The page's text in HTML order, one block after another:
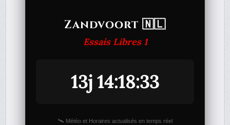
Zandvoort 🇳🇱
Essais Libres 1
13j 14:18:33
🛰️ Météo et Horaires actualisés en temps réel